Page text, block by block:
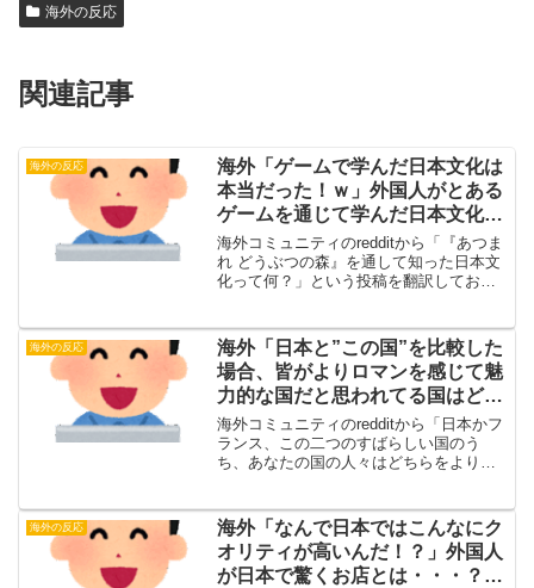
海外の反応
関連記事
海外の反応
海外「ゲームで学んだ日本文化は
本当だった！ｗ」外国人がとある
ゲームを通じて学んだ日本文化と
は・・・？【海外の反応】
海外コミュニティのredditから「『あつま
れ どうぶつの森』を通して知った日本文
化って何？」という投稿を翻訳してお届
（投稿主）日本に引っ越してきて、この
前初めて本物の...
海外の反応
海外「日本と”この国”を比較した
場合、皆がよりロマンを感じて魅
力的な国だと思われてる国はどち
らだろう？」【海外の反応】
海外コミュニティのredditから「日本かフ
ランス、この二つのすばらしい国のう
ち、あなたの国の人々はどちらをよりロ
訳してお届けします。日本かフランス、
この二つのすばらし...
海外の反応
海外「なんで日本ではこんなにク
オリティが高いんだ！？」外国人
が日本で驚くお店とは・・・？